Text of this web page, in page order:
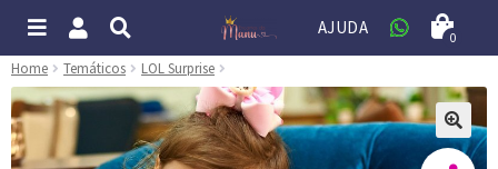
AJUDA 0
Home Temáticos LOL Surprise
🔍